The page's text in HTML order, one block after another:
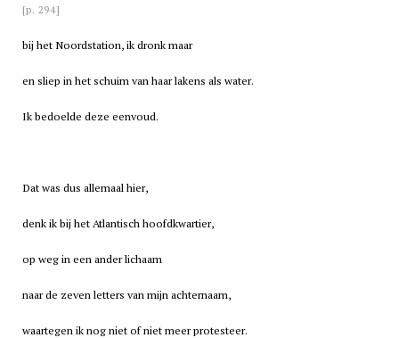
[p. 294]
bij het Noordstation, ik dronk maar
en sliep in het schuim van haar lakens als water.
Ik bedoelde deze eenvoud.
Dat was dus allemaal hier,
denk ik bij het Atlantisch hoofdkwartier,
op weg in een ander lichaam
naar de zeven letters van mijn achternaam,
waartegen ik nog niet of niet meer protesteer.